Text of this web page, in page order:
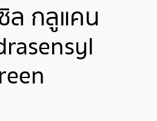
ล กลูแคน